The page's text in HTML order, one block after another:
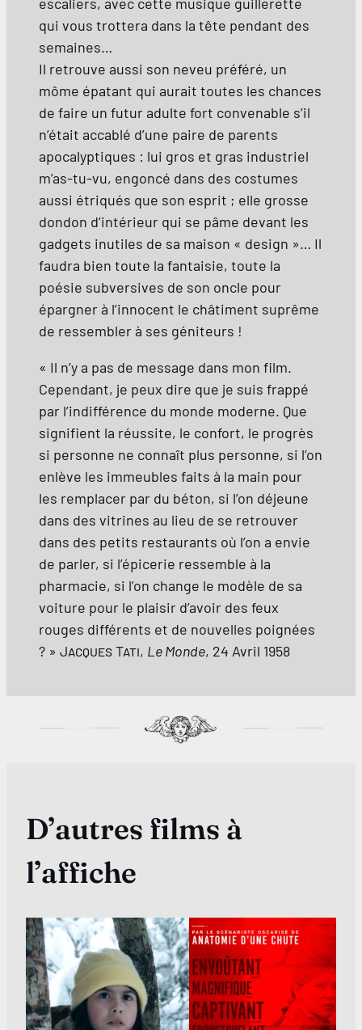
escaliers, avec cette musique guillerette
qui vous trottera dans la tête pendant des
semaines…
Il retrouve aussi son neveu préféré, un
môme épatant qui aurait toutes les chances
de faire un futur adulte fort convenable s’il
n’était accablé d’une paire de parents
apocalyptiques : lui gros et gras industriel
m’as-tu-vu, engoncé dans des costumes
aussi étriqués que son esprit ; elle grosse
dondon d’intérieur qui se pâme devant les
gadgets inutiles de sa maison « design »… Il
faudra bien toute la fantaisie, toute la
poésie subversives de son oncle pour
épargner à l’innocent le châtiment suprême
de ressembler à ses géniteurs !
« Il n’y a pas de message dans mon film.
Cependant, je peux dire que je suis frappé
par l’indifférence du monde moderne. Que
signifient la réussite, le confort, le progrès
si personne ne connaît plus personne, si l’on
enlève les immeubles faits à la main pour
les remplacer par du béton, si l’on déjeune
dans des vitrines au lieu de se retrouver
dans des petits restaurants où l’on a envie
de parler, si l’épicerie ressemble à la
pharmacie, si l’on change le modèle de sa
voiture pour le plaisir d’avoir des feux
rouges différents et de nouvelles poignées
? » Jacques Tati, Le Monde, 24 Avril 1958
D’autres films à
l’affiche